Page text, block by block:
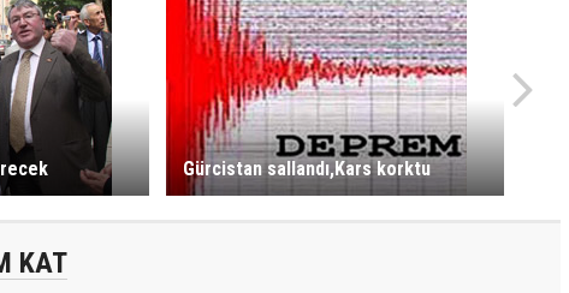
Gürcistan sallandı,Kars korktu
KAT